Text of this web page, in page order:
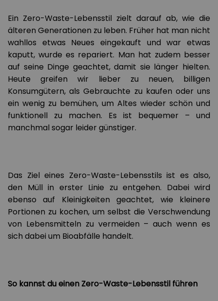
Ein Zero-Waste-Lebensstil zielt darauf ab, wie die
älteren Generationen zu leben. Früher hat man nicht
wahllos etwas Neues eingekauft und war etwas
kaputt, wurde es repariert. Man hat zudem besser
auf seine Dinge geachtet, damit sie länger hielten.
Heute greifen wir lieber zu neuen, billigen
Konsumgütern, als Gebrauchte zu kaufen oder uns
ein wenig zu bemühen, um Altes wieder schön und
funktionell zu machen. Es ist bequemer – und
manchmal sogar leider günstiger.
Das Ziel eines Zero-Waste-Lebensstils ist es also,
den Müll in erster Linie zu entgehen. Dabei wird
ebenso auf Kleinigkeiten geachtet, wie kleinere
Portionen zu kochen, um selbst die Verschwendung
von Lebensmitteln zu vermeiden – auch wenn es
sich dabei um Bioabfälle handelt.
So kannst du einen Zero-Waste-Lebensstil führen